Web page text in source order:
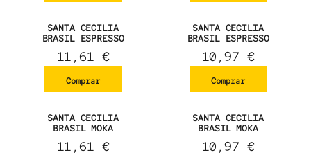
SANTA CECILIA
BRASIL ESPRESSO
11,61 €
Comprar
SANTA CECILIA
BRASIL ESPRESSO
10,97 €
Comprar
SANTA CECILIA
BRASIL MOKA
11,61 €
SANTA CECILIA
BRASIL MOKA
10,97 €